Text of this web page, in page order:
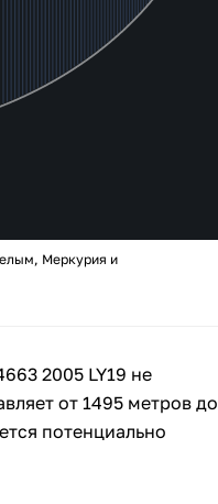
Меркурия и
2005 LY19 не
от 1495 метров до
потенциально